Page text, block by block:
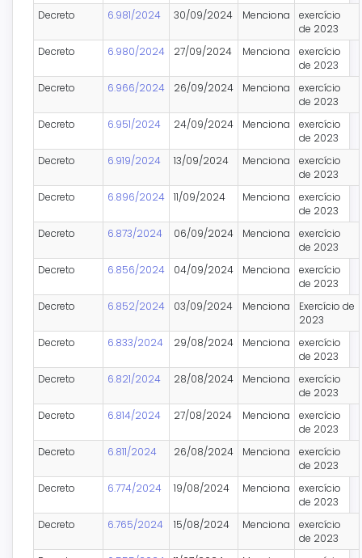
Decreto
6.981/2024 30/09/2024 Menciona
exercício
de 2023
Decreto
6.980/2024 27/09/2024 Menciona
exercício
de 2023
Decreto
6.966/2024 26/09/2024 Menciona
exercício
de 2023
Decreto
6.951/2024 24/09/2024 Menciona
exercício
de 2023
Decreto
6.919/2024 13/09/2024 Menciona
exercício
de 2023
Decreto
6.896/2024 11/09/2024 Menciona
exercício
de 2023
Decreto
6.873/2024 06/09/2024 Menciona
exercício
de 2023
Decreto
6.856/2024 04/09/2024 Menciona
exercício
de 2023
Decreto
6.852/2024 03/09/2024 Menciona
Exercício de
2023
Decreto
6.833/2024 29/08/2024 Menciona
exercício
de 2023
Decreto
6.821/2024 28/08/2024 Menciona
exercício
de 2023
Decreto
6.814/2024 27/08/2024 Menciona
exercício
de 2023
Decreto
6.811/2024 26/08/2024 Menciona
exercício
de 2023
Decreto
6.774/2024 19/08/2024 Menciona
exercício
de 2023
Decreto
6.765/2024 15/08/2024 Menciona
exercício
de 2023